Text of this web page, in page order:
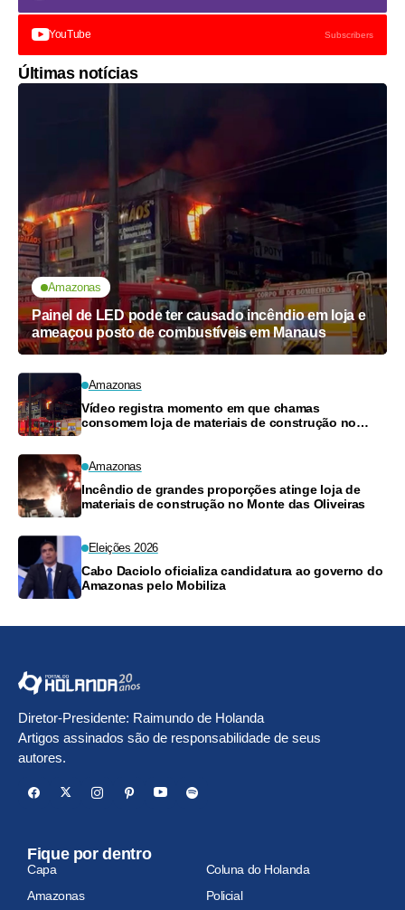
YouTube Subscribers
Últimas notícias
Amazonas
Painel de LED pode ter causado incêndio em loja e
ameaçou posto de combustíveis em Manaus
Amazonas
Vídeo registra momento em que chamas
consomem loja de materiais de construção no
Amazonas
Incêndio de grandes proporções atinge loja de
materiais de construção no Monte das Oliveiras
Eleições 2026
Cabo Daciolo oficializa candidatura ao governo do
Amazonas pelo Mobiliza
Diretor-Presidente: Raimundo de Holanda
Artigos assinados são de responsabilidade de seus
autores.
Fique por dentro
Capa
Coluna do Holanda
Amazonas
Policial